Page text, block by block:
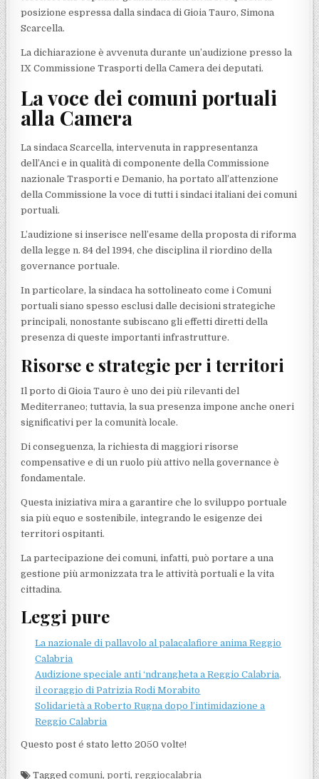
posizione espressa dalla sindaca di Gioia Tauro, Simona
Scarcella.
La dichiarazione è avvenuta durante un’audizione presso la
IX Commissione Trasporti della Camera dei deputati.
La voce dei comuni portuali
alla Camera
La sindaca Scarcella, intervenuta in rappresentanza
dell’Anci e in qualità di componente della Commissione
nazionale Trasporti e Demanio, ha portato all’attenzione
della Commissione la voce di tutti i sindaci italiani dei comuni
portuali.
L’audizione si inserisce nell’esame della proposta di riforma
della legge n. 84 del 1994, che disciplina il riordino della
governance portuale.
In particolare, la sindaca ha sottolineato come i Comuni
portuali siano spesso esclusi dalle decisioni strategiche
principali, nonostante subiscano gli effetti diretti della
presenza di queste importanti infrastrutture.
Risorse e strategie per i territori
Il porto di Gioia Tauro è uno dei più rilevanti del
Mediterraneo; tuttavia, la sua presenza impone anche oneri
significativi per la comunità locale.
Di conseguenza, la richiesta di maggiori risorse
compensative e di un ruolo più attivo nella governance è
fondamentale.
Questa iniziativa mira a garantire che lo sviluppo portuale
sia più equo e sostenibile, integrando le esigenze dei
territori ospitanti.
La partecipazione dei comuni, infatti, può portare a una
gestione più armonizzata tra le attività portuali e la vita
cittadina.
Leggi pure
La nazionale di pallavolo al palacalafiore anima Reggio
Calabria
Audizione speciale anti ‘ndrangheta a Reggio Calabria,
il coraggio di Patrizia Rodi Morabito
Solidarietà a Roberto Rugna dopo l’intimidazione a
Reggio Calabria
Questo post é stato letto 2050 volte!
Taggedcomuni,porti,reggiocalabria